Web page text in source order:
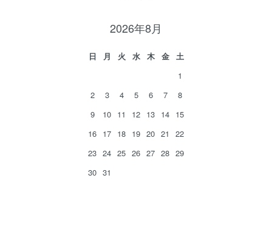
2026年8月
日 月 火 水 木 金
土
1
2
3 4 5 6 7
8
9
10 11 12 13 14 15
16 17 18 19 20 21
22
23 24 25 26 27 28 29
30 31